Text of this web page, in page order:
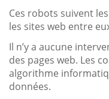
Ces robots suivent
les sites web entre
Il n’y a aucune
des pages web. Les
algorithme
données.